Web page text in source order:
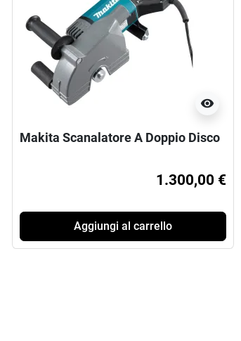
visibility
Makita Scanalatore A Doppio Disco
1.300,00 €
Aggiungi al carrello